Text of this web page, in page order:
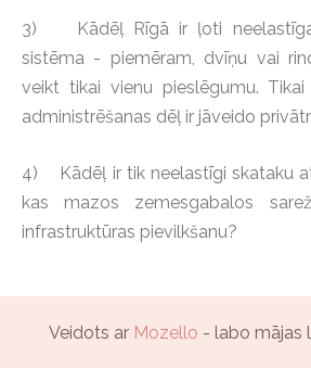
3) Kādēļ Rīgā ir ļoti neelastīga
sistēma - piemēram, dvīņu vai
veikt tikai vienu pieslēgumu.
administrēšanas dēļ ir jāveido
4) Kādēļ ir tik neelastīgi skataku
kas mazos zemesgabalos
infrastruktūras pievilkšanu?
Veidots ar Mozello - labo mājas